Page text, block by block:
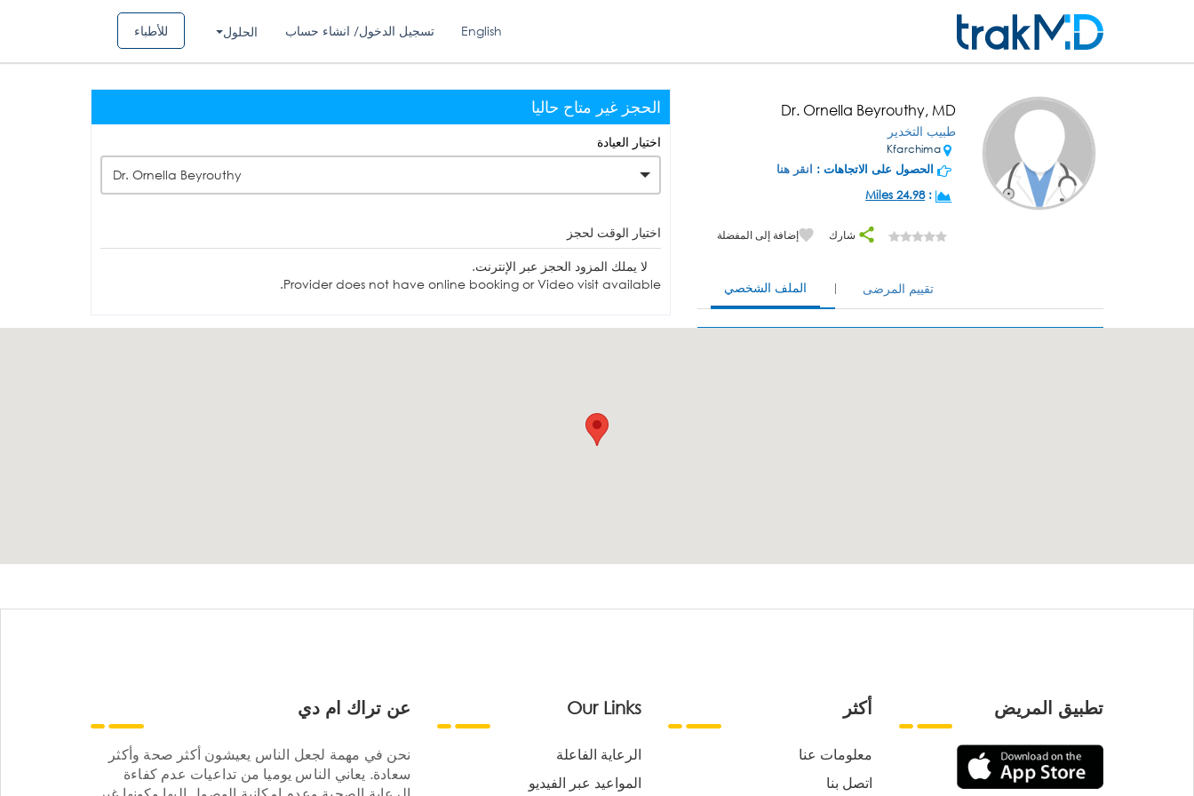
للأطباء الحلول تسجيل الدخول/ انشاء حساب English
Dr. Ornella Beyrouthy, MD
طبيب التخدير
Kfarchima
الحصول على الاتجاهات : انقر هنا
:
24.98 Miles
شارك إضافة إلى المفضلة
الملف الشخصي تقييم المرضى
الحجز غير متاح حاليا
اختيار العيادة
Dr. Ornella Beyrouthy
اختيار الوقت لحجز
لا يملك المزود الحجز عبر الإنترنت.
Provider does not have online booking or Video visit available.
عن تراك ام دي
نحن في مهمة لجعل الناس يعيشون أكثر صحة وأكثر
سعادة. يعاني الناس يوميا من تداعيات عدم كفاءة
Our Links
الرعاية الفاعلة
المواعيد عبر الفيديو
أكثر
معلومات عنا
اتصل بنا
تطبيق المريض